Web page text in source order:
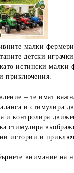
малки фермери
детски
истински
приключения.
– те имат
и стимулира
и контролира
стимулира
истории и
внимание на